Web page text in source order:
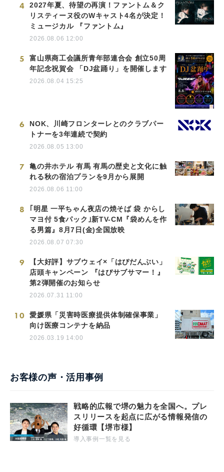
4
2027年夏、待望の再演！ファントム＆ク
リスティーヌ役のWキャスト4名が決定！
ミュージカル 『ファントム』
2026.08.06 12:00
5
富山県商工会議所青年部連合会 創立50周
年記念祝賀会 「DJ盆踊り」を開催します
2026.08.04 15:25
6
NOK、川崎フロンターレとのクラブパー
トナーを3年連続で契約
2026.08.05 13:00
7
亀の井ホテル 有馬 有馬の歴史と文化に触
れる秋の宿泊プランを9月から展開
2026.08.06 11:00
8
｢明星 一平ちゃん夜店の焼そば 袋 からし
マヨ付 5食パック｣新TV-CM『袋めんを作
る男篇』8月7日(金)全国放映
2026.08.07 07:30
9
【大好評】サブウェイ×「はぴだんぶい」
店頭キャンペーン 『はぴサブサマー！』
第2弾開催のお知らせ
2026.07.31 11:00
10
愛媛県「災害時医療提供体制確保事業」
向け医療コンテナを納品
2026.03.19 14:00
お客様の声・活用事例
戦略的広報で堺の魅力を全国へ。プレ
スリリースを起点に広がる情報発信の
好循環【堺市様】
導入事例一覧を見る